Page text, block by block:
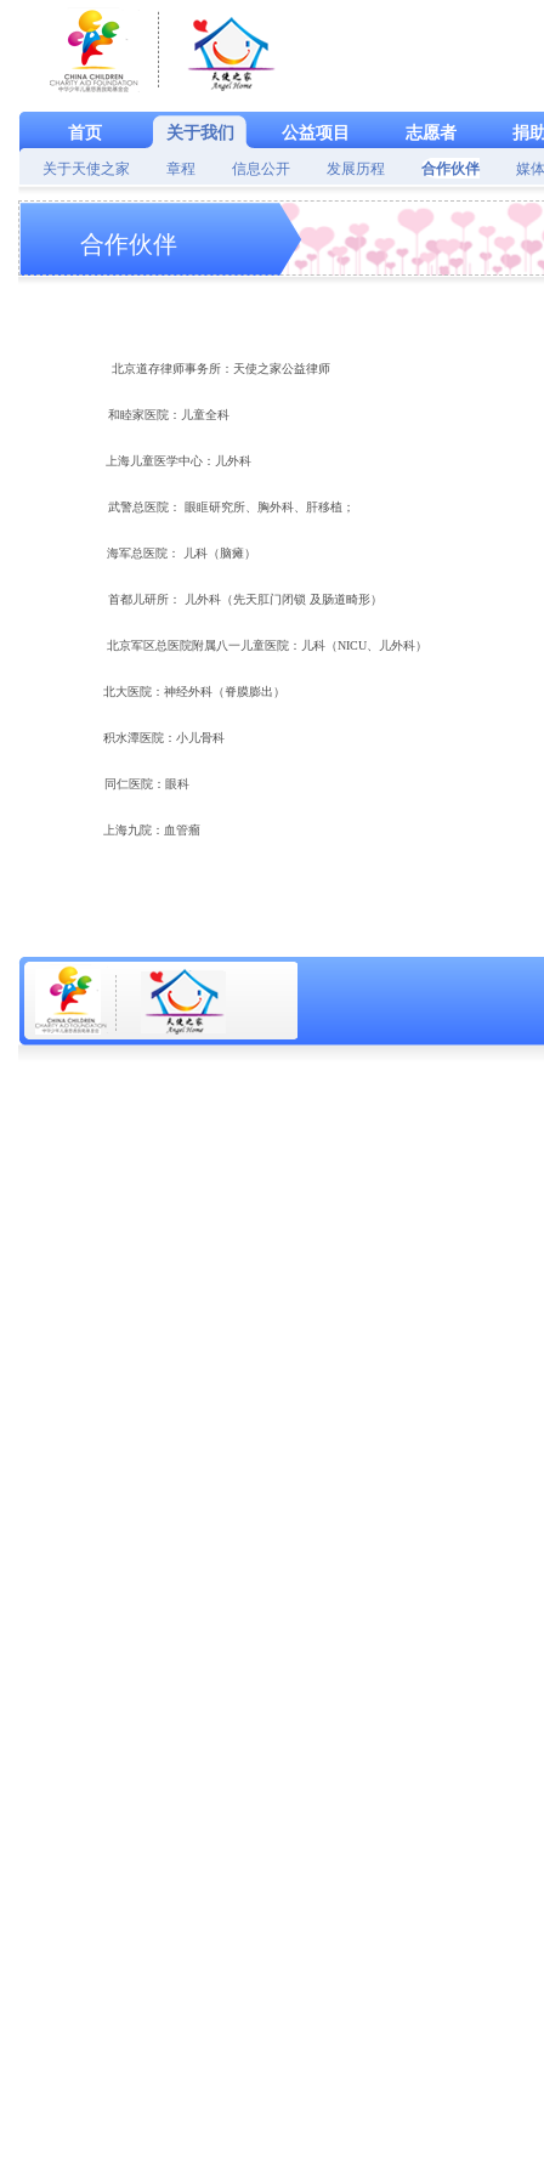
首页 关于我们 公益项目 志愿者 捐
关于天使之家 章程 信息公开 发展历程 合作伙伴 媒
合作伙伴
北京道存律师事务所：天使之家公益律师
和睦家医院：儿童全科
上海儿童医学中心：儿外科
武警总医院： 眼眶研究所、胸外科、肝移植；
海军总医院： 儿科（脑瘫）
首都儿研所： 儿外科（先天肛门闭锁 及肠道畸形）
北京军区总医院附属八一儿童医院：儿科（NICU、儿外科）
北大医院：神经外科（脊膜膨出）
积水潭医院：小儿骨科
同仁医院：眼科
上海九院：血管瘤